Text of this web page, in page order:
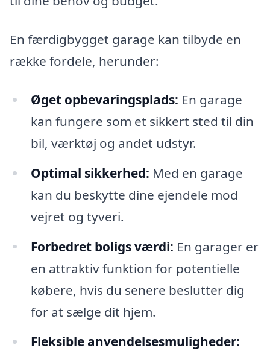
En færdigbygget garage kan tilbyde en
række fordele, herunder:
Øget opbevaringsplads: En garage
kan fungere som et sikkert sted til din
bil, værktøj og andet udstyr.
Optimal sikkerhed: Med en garage
kan du beskytte dine ejendele mod
vejret og tyveri.
Forbedret boligs værdi: En garager er
en attraktiv funktion for potentielle
købere, hvis du senere beslutter dig
for at sælge dit hjem.
Fleksible anvendelsesmuligheder: